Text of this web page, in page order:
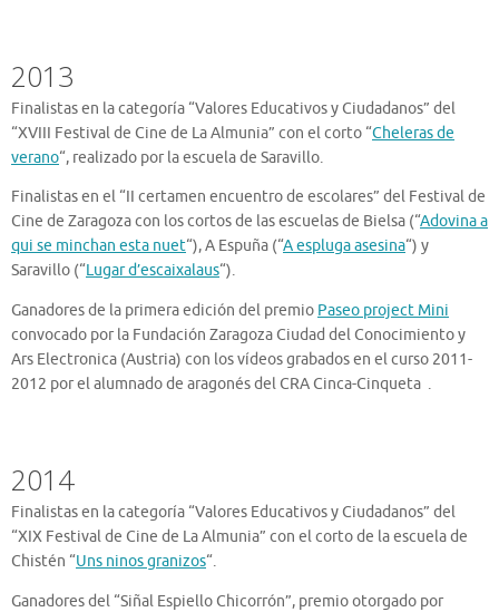
2013
Finalistas en la categoría “Valores Educativos y Ciudadanos” del
“XVIII Festival de Cine de La Almunia” con el corto “Cheleras de
verano“, realizado por la escuela de Saravillo.
Finalistas en el “II certamen encuentro de escolares” del Festival de
Cine de Zaragoza con los cortos de las escuelas de Bielsa (“Adovina a
qui se minchan esta nuet“), A Espuña (“A espluga asesina“) y
Saravillo (“Lugar d’escaixalaus“).
Ganadores de la primera edición del premio Paseo project Mini
convocado por la Fundación Zaragoza Ciudad del Conocimiento y
Ars Electronica (Austria) con los vídeos grabados en el curso 2011-
2012 por el alumnado de aragonés del CRA Cinca-Cinqueta .
2014
Finalistas en la categoría “Valores Educativos y Ciudadanos” del
“XIX Festival de Cine de La Almunia” con el corto de la escuela de
Chistén “Uns ninos granizos“.
Ganadores del “Siñal Espiello Chicorrón”, premio otorgado por